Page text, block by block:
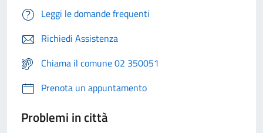
Leggi le domande frequenti
Richiedi Assistenza
Chiama il comune 02 350051
Prenota un appuntamento
Problemi in città